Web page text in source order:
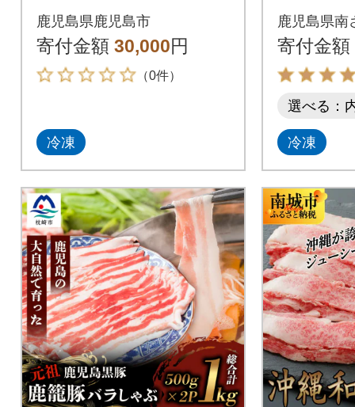
徳用 6種詰合せ(2.8kg)
K134-012
鹿児島県鹿児島市
寄付金額 30,000円
（0件）
冷凍
鹿児島県南
寄付金額
選べる：
冷凍